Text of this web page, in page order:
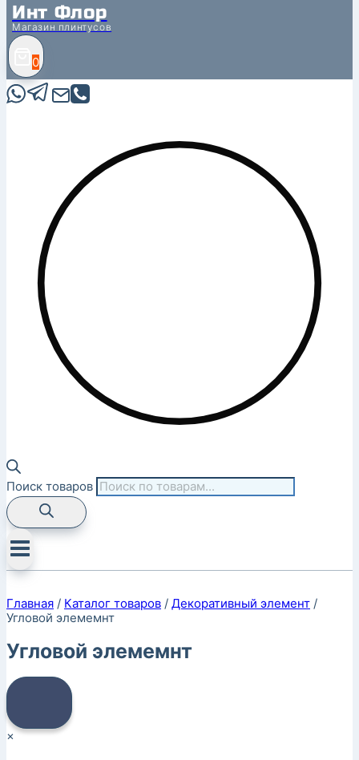
Инт Флор
Магазин плинтусов
0
Поиск товаров
Главная / Каталог товаров / Декоративный элемент /
Угловой элемемнт
Угловой элемемнт
×